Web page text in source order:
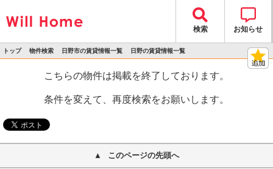
検索 お知らせ
トップ 物件検索 日野市の賃貸情報一覧 日野の賃貸情報一覧
こちらの物件は掲載を終了しております。
条件を変えて、再度検索をお願いします。
このページの先頭へ